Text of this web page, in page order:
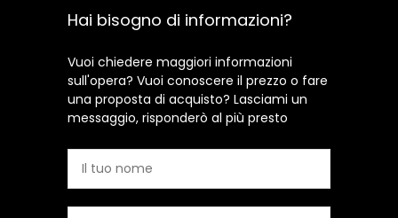
Hai bisogno di informazioni?
Vuoi chiedere maggiori informazioni
sull'opera? Vuoi conoscere il prezzo o fare
una proposta di acquisto? Lasciami un
messaggio, risponderò al più presto